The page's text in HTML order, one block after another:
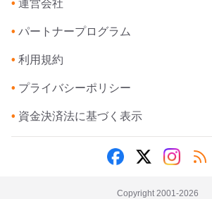
• 運営会社
• パートナープログラム
• 利用規約
• プライバシーポリシー
• 資金決済法に基づく表示
Copyright 2001-2026